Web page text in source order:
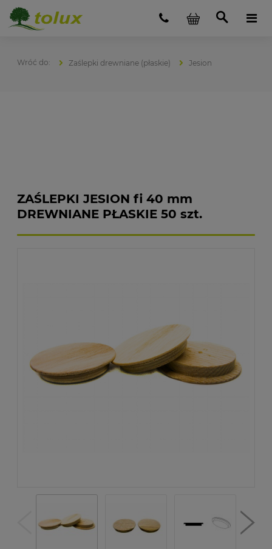
Zaślepki drewniane (płaskie) Jesion
ZAŚLEPKI JESION fi 40 mm
DREWNIANE PŁASKIE 50 szt.